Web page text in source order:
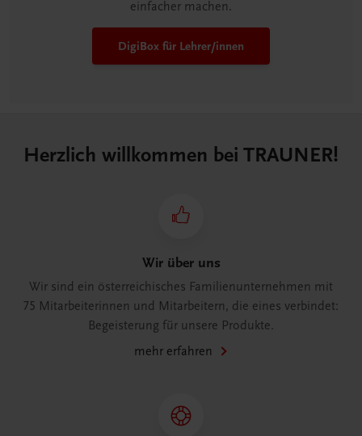
einfacher machen.
DigiBox für Lehrer/innen
Herzlich willkommen bei TRAUNER!
Wir über uns
Wir sind ein österreichisches Familienunternehmen mit
75 Mitarbeiterinnen und Mitarbeitern, die eines verbindet:
Begeisterung für unsere Produkte.
mehr erfahren